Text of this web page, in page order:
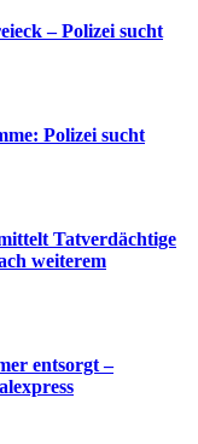
– Polizei sucht
Polizei sucht
Tatverdächtige
weiterem
entsorgt –